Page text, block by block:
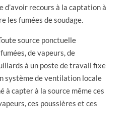
d’avoir recours à la captation à
les fumées de soudage.
source ponctuelle
de vapeurs, de
à un poste de travail fixe
système de ventilation locale
à capter à la source même ces
ces poussières et ces